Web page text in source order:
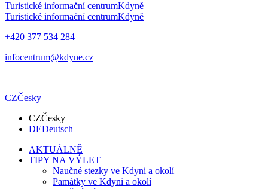
Turistické informační centrumKdyně
Turistické informační centrumKdyně
+420 377 534 284
infocentrum@kdyne.cz
CZČesky
CZČesky
DEDeutsch
AKTUÁLNĚ
TIPY NA VÝLET
Naučné stezky ve Kdyni a okolí
Památky ve Kdyni a okolí